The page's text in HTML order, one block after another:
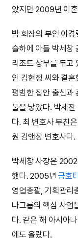
았지만 2009년 이
박 회장의 부인 이
슬하에 아들 박세창
리조트 상무를 두고
인 김현정 씨와 결
평범한 집안 출신과
둘을 낳았다. 박세
다. 최 변호사 부친
원 김앤장 변호사다.
박세창 사장은
했다. 2005년금호
영업총괄, 기획관리
나그룹의 핵심 사업
다. 같은 해 아시아
에도 올랐다.